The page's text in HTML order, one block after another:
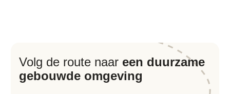
Volg de route naar een duurzame
gebouwde omgeving